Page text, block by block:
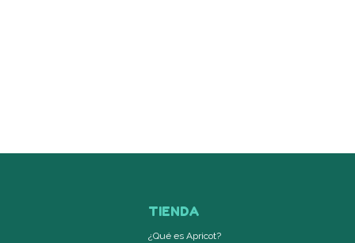
TIENDA
¿Qué es Apricot?